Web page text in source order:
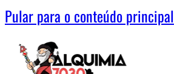
Pular para o conteúdo principal